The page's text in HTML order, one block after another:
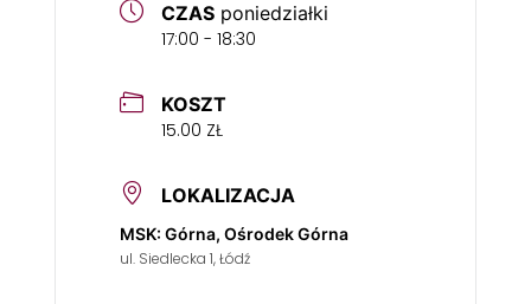
CZAS poniedziałki
17:00 - 18:30
KOSZT
15.00 ZŁ
LOKALIZACJA
MSK: Górna, Ośrodek Górna
ul. Siedlecka 1, Łódź